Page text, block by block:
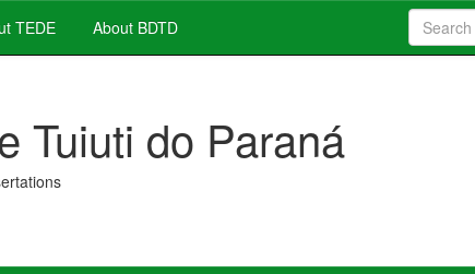
TEDE About BDTD
Tuiuti do Paraná